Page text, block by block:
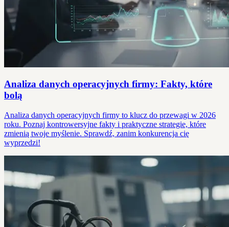
Analiza danych operacyjnych firmy: Fakty, które
bolą
Analiza danych operacyjnych firmy to klucz do przewagi w 2026
roku. Poznaj kontrowersyjne fakty i praktyczne strategie, które
zmienią twoje myślenie. Sprawdź, zanim konkurencja cię
wyprzedzi!